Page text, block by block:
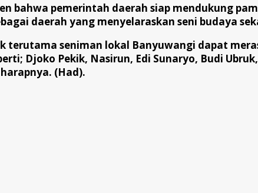
bahwa pemerintah daerah siap mendukung
daerah yang menyelaraskan seni budaya
terutama seniman lokal Banyuwangi dapat
Djoko Pekik, Nasirun, Edi Sunaryo, Budi
(Had).